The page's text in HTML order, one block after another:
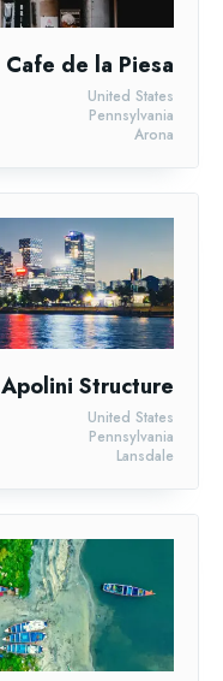
Cafe de la Piesa
Arona
Pennsylvania
United States
Apolini Structure
Lansdale
Pennsylvania
United States